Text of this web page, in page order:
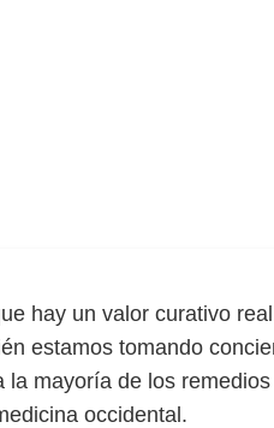
hay un valor curativo
estamos tomando
mayoría de los
occidental.